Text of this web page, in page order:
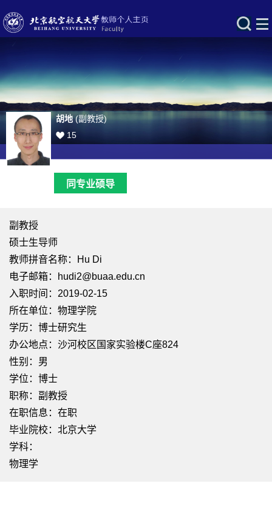
胡地(副教授)
15
同专业硕导
副教授
硕士生导师
教师拼音名称：Hu Di
电子邮箱：
hudi2@buaa.edu.cn
入职时间：2019-02-15
所在单位：物理学院
学历：博士研究生
办公地点：沙河校区国家实验楼C座824
性别：男
学位：博士
职称：副教授
在职信息：在职
毕业院校：北京大学
学科：
物理学